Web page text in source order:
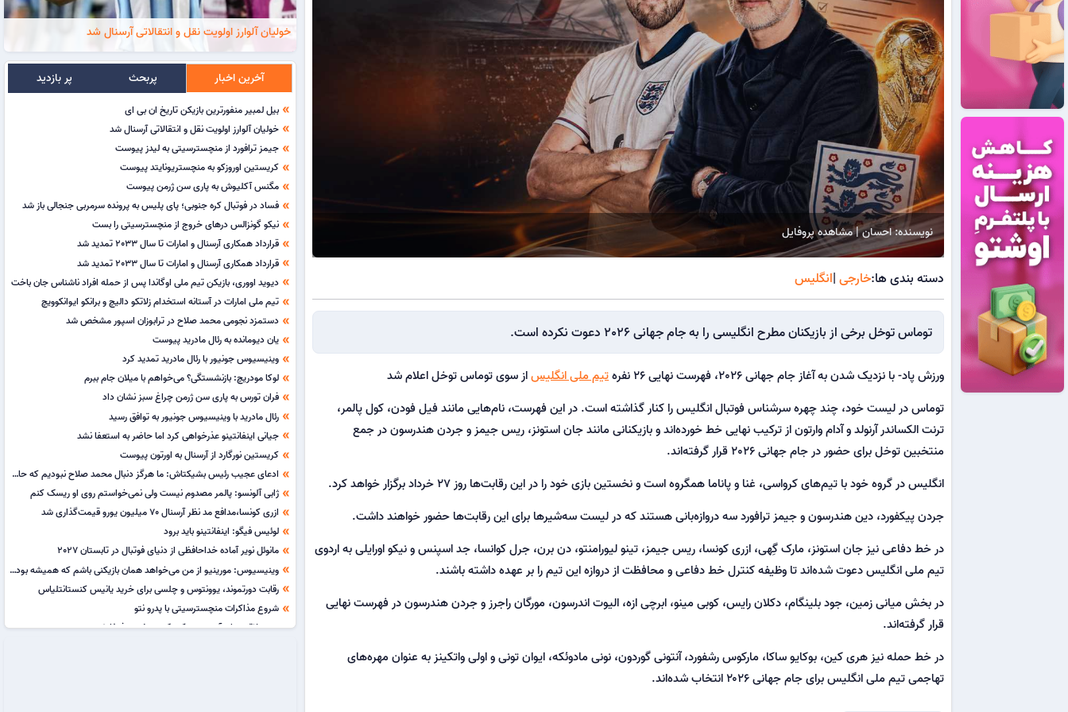
نویسنده: احسان | مشاهده پروفایل
دسته بندی ها:خارجی|انگلیس
توماس توخل برخی از بازیکنان مطرح انگلیسی را به جام جهانی 2026 دعوت نکرده است.
ورزش پاد- با نزدیک شدن به آغاز جام جهانی 2026، فهرست نهایی 26 نفره تیم ملی انگلیساز سوی توماس توخل اعلام شد
توماس در لیست خود، چند چهره سرشناس فوتبال انگلیس را کنار گذاشته است. در این فهرست، نام‌هایی مانند فیل فودن، کول پالمر،
ترنت الکساندر آرنولد و آدام وارتون از ترکیب نهایی خط خورده‌اند و بازیکنانی مانند جان استونز، ریس جیمز و جردن هندرسون در جمع
منتخبین توخل برای حضور در جام جهانی 2026 قرار گرفته‌اند.
انگلیس در گروه خود با تیم‌های کرواسی، غنا و پاناما همگروه است و نخستین بازی خود را در این رقابت‌ها روز 27 خرداد برگزار خواهد کرد.
جردن پیکفورد، دین هندرسون و جیمز ترافورد سه دروازه‌بانی هستند که در لیست سه‌شیرها برای این رقابت‌ها حضور خواهند داشت.
در خط دفاعی نیز جان استونز، مارک گِهی، ازری کونسا، ریس جیمز، تینو لیورامنتو، دن برن، جرل کوانسا، جد اسپنس و نیکو اورایلی به اردوی
تیم ملی انگلیس دعوت شده‌اند تا وظیفه کنترل خط دفاعی و محافظت از دروازه این تیم را بر عهده داشته باشند.
در بخش میانی زمین، جود بلینگام، دکلان رایس، کوبی مینو، ابرچی ازه، الیوت اندرسون، مورگان راجرز و جردن هندرسون در فهرست نهایی
قرار گرفته‌اند.
در خط حمله نیز هری کین، بوکایو ساکا، مارکوس رشفورد، آنتونی گوردون، نونی مادوئکه، ایوان تونی و اولی واتکینز به عنوان مهره‌های
تهاجمی تیم ملی انگلیس برای جام جهانی ۲۰۲۶ انتخاب شده‌اند.
خولیان آلوارز اولویت نقل و انتقالاتی آرسنال شد
آخرین اخبار پربحث پر بازدید
double_arrow بیل لمبیر منفورترین بازیکن تاریخ ان بی ای
double_arrow خولیان آلوارز اولویت نقل و انتقالاتی آرسنال شد
double_arrow جیمز ترافورد از منچسترسیتی به لیدز پیوست
double_arrow کریستین اوروزکو به منچستریونایتد پیوست
double_arrow مگنس آکلیوش به پاری سن ژرمن پیوست
double_arrow فساد در فوتبال کره جنوبی؛ پای پلیس به پرونده سرمربی جنجالی باز شد
double_arrow نیکو گونزالس درهای خروج از منچسترسیتی را بست
double_arrow قرارداد همکاری آرسنال و امارات تا سال 2033 تمدید شد
double_arrow قرارداد همکاری آرسنال و امارات تا سال 2033 تمدید شد
double_arrow دیوید اووری، بازیکن تیم ملی اوگاندا پس از حمله افراد ناشناس جان باخت
double_arrow تیم ملی امارات در آستانه استخدام زلاتکو دالیچ و برانکو ایوانکوویچ
double_arrow دستمزد نجومی محمد صلاح در ترابوزان اسپور مشخص شد
double_arrow یان دیومانده به رئال مادرید پیوست
double_arrow وینیسیوس جونیور با رئال مادرید تمدید کرد
double_arrow لوکا مودریچ: بازنشستگی؟ می‌خواهم با میلان جام ببرم
double_arrow فران تورس به پاری سن ژرمن چراغ سبز نشان داد
double_arrow رئال مادرید با وینیسیوس جونیور به توافق رسید
double_arrow جیانی اینفانتینو عذرخواهی کرد اما حاضر به استعفا نشد
double_arrow کریستین نورگارد از آرسنال به اورتون پیوست
double_arrow ادعای عجیب رئیس بشیکتاش: ما هرگز دنبال محمد صلاح نبودیم که حالا او را از دست داده باشیم!
double_arrow ژابی آلونسو: پالمر مصدوم نیست ولی نمی‌خواستم روی او ریسک کنم
double_arrow ازری کونسا،مدافع مد نظر آرسنال 70 میلیون یورو قیمت‌گذاری شد
double_arrow لوئیس فیگو: اینفانتینو باید برود
double_arrow مانوئل نویر آماده خداحافظی از دنیای فوتبال در تابستان 2027
double_arrow وینیسیوس: مورینیو از من می‌خواهد همان بازیکنی باشم که همیشه بوده‌ام
double_arrow رقابت دورتموند، یوونتوس و چلسی برای خرید یانیس کنستانتلیاس
double_arrow شروع مذاکرات منچسترسیتی با پدرو نتو
double_arrow سپ بلاتر: زمان آن رسیده که یک زن رئیس فیفا شود